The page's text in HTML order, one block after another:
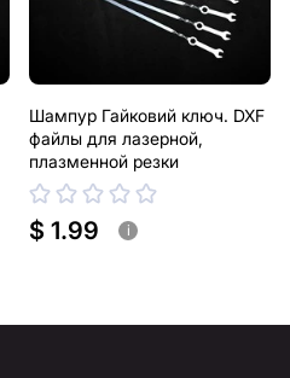
Шампур Гайковий ключ. DXF
файлы для лазерной,
плазменной резки
$ 1.99 i